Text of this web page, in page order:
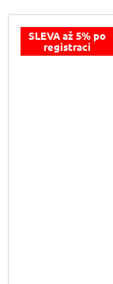
SLEVA až 5% po
registraci